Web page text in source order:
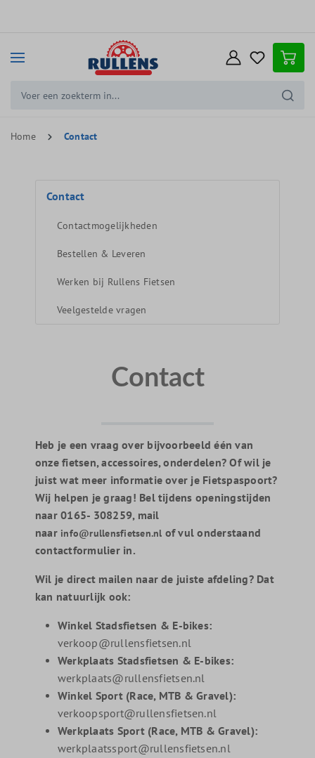
Home Contact
Contact
Contactmogelijkheden
Bestellen & Leveren
Werken bij Rullens Fietsen
Veelgestelde vragen
Contact
Heb je een vraag over bijvoorbeeld één van
onze fietsen, accessoires, onderdelen? Of wil je
juist wat meer informatie over je Fietspaspoort?
Wij helpen je graag! Bel tijdens openingstijden
naar 0165- 308259, mail
naar info@rullensfietsen.nl of vul onderstaand
contactformulier in.
Wil je direct mailen naar de juiste afdeling? Dat
kan natuurlijk ook:
Winkel Stadsfietsen & E-bikes:
verkoop@rullensfietsen.nl
Werkplaats Stadsfietsen & E-bikes:
werkplaats@rullensfietsen.nl
Winkel Sport (Race, MTB & Gravel):
verkoopsport@rullensfietsen.nl
Werkplaats Sport (Race, MTB & Gravel):
werkplaatssport@rullensfietsen.nl